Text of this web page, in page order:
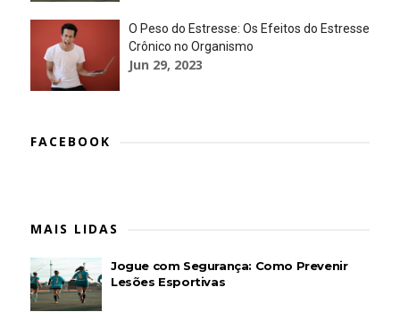
O Peso do Estresse: Os Efeitos do Estresse
Crônico no Organismo
Jun 29, 2023
FACEBOOK
MAIS LIDAS
Jogue com Segurança: Como Prevenir
Lesões Esportivas